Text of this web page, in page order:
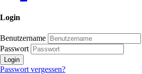
Login
Benutzername
Passwort
Login
Passwort vergessen?